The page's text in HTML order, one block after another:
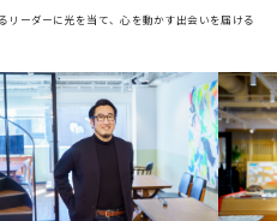
リーダーに光を当て、心を動かす出会いを届ける